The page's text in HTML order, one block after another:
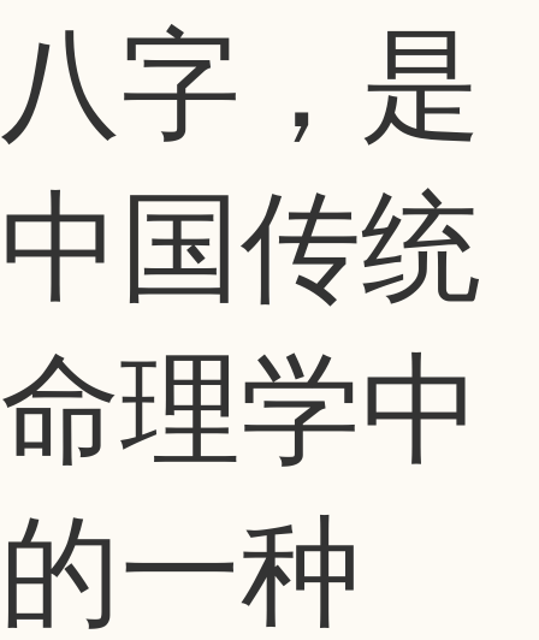
八字，是
中国传统
命理学中
的一种